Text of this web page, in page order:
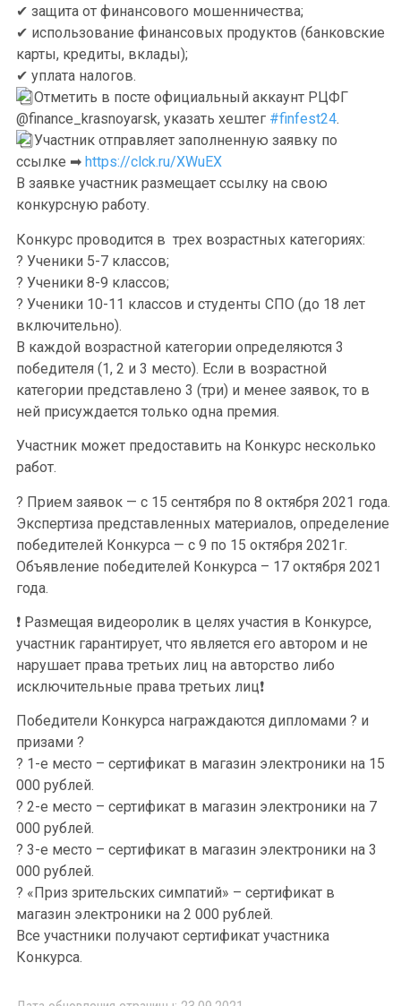
✔ защита от финансового мошенничества;
✔ использование финансовых продуктов (банковские
карты, кредиты, вклады);
✔ уплата налогов.
Отметить в посте официальный аккаунт РЦФГ
@finance_krasnoyarsk, указать хештег #finfest24.
Участник отправляет заполненную заявку по
ссылке ➡ https://clck.ru/XWuEX
В заявке участник размещает ссылку на свою
конкурсную работу.
Конкурс проводится в трех возрастных категориях:
? Ученики 5-7 классов;
? Ученики 8-9 классов;
? Ученики 10-11 классов и студенты СПО (до 18 лет
включительно).
В каждой возрастной категории определяются 3
победителя (1, 2 и 3 место). Если в возрастной
категории представлено 3 (три) и менее заявок, то в
ней присуждается только одна премия.
Участник может предоставить на Конкурс несколько
работ.
? Прием заявок — с 15 сентября по 8 октября 2021 года.
Экспертиза представленных материалов, определение
победителей Конкурса — с 9 по 15 октября 2021г.
Объявление победителей Конкурса – 17 октября 2021
года.
❗ Размещая видеоролик в целях участия в Конкурсе,
участник гарантирует, что является его автором и не
нарушает права третьих лиц на авторство либо
исключительные права третьих лиц❗
Победители Конкурса награждаются дипломами ? и
призами ?
? 1-е место – сертификат в магазин электроники на 15
000 рублей.
? 2-е место – сертификат в магазин электроники на 7
000 рублей.
? 3-е место – сертификат в магазин электроники на 3
000 рублей.
? «Приз зрительских симпатий» – сертификат в
магазин электроники на 2 000 рублей.
Все участники получают сертификат участника
Конкурса.